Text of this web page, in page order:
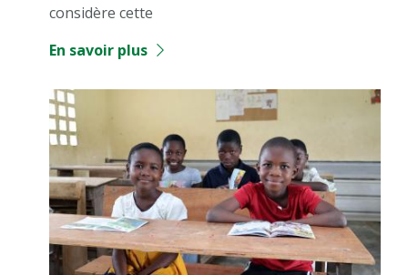
considère cette
En savoir plus